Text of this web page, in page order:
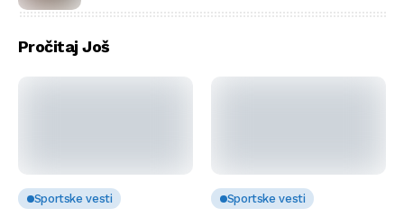
Pročitaj Još
Sportske vesti Sportske vesti